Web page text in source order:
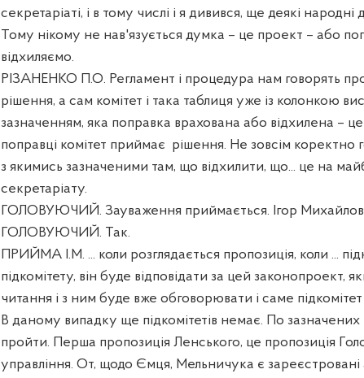
секретаріаті, і в тому числі і я дивився, ще деякі народні
Тому нікому не нав'язується думка – це проект – або
відхиляємо.
РІЗАНЕНКО П.О. Регламент і процедура нам говорять
рішення, а сам комітет і така таблиця уже із колонкою
зазначенням, яка поправка врахована або відхилена –
поправці комітет приймає рішення. Не зовсім коректно
з якимись зазначеними там, що відхилити, що... це на
секретаріату.
ГОЛОВУЮЧИЙ. Зауваження приймається. Ігор
ГОЛОВУЮЧИЙ. Так.
ПРИЙМА І.М. ... коли розглядається пропозиція, коли ...
підкомітету, він буде відповідати за цей законопроект,
читання і з ним буде вже обговорювати і саме
В даному випадку ще підкомітетів немає. По
пройти. Перша пропозиція Ленського, це пропозиція
управління. От, щодо Ємця, Мельничука є зареєстровані